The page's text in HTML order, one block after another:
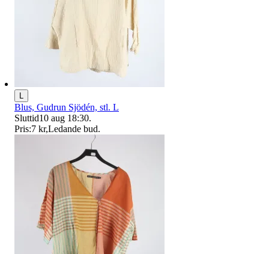
L
Blus, Gudrun Sjödén, stl. L
Sluttid10 aug 18:30.
Pris:7 kr,Ledande bud.